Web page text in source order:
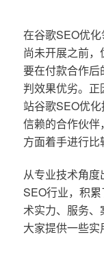
在谷歌SEO优
尚未开展之前
要在付款合作
判效果优劣。
站谷歌SEO优
信赖的合作伙
方面着手进行比
从专业技术角
SEO行业，积
术实力、服务
大家提供一些实